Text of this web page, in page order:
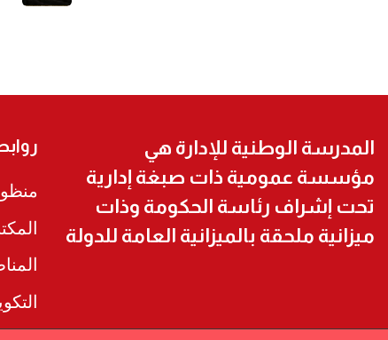
المدرسة الوطنية للإدارة هي
مؤسسة عمومية ذات صبغة إدارية
تحت إشراف رئاسة الحكومة وذات
ميزانية ملحقة بالميزانية العامة للدولة